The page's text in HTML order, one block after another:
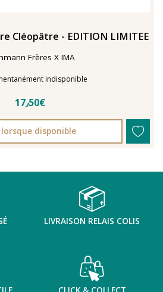
l'IMA reçoit une généreuse donation
de céramiques peintes et de
dessinées à la gouache, exécutées
Cléopâtre - EDITION LIMITEE
Frères X IMA
de livraisonindisponible
17٫50€
disponible
LIVRAISON RELAIS COLIS